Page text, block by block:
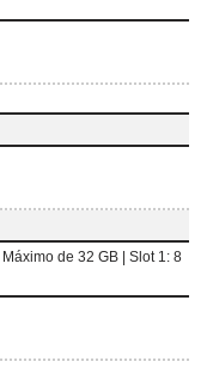
de 32 GB | Slot 1: 8